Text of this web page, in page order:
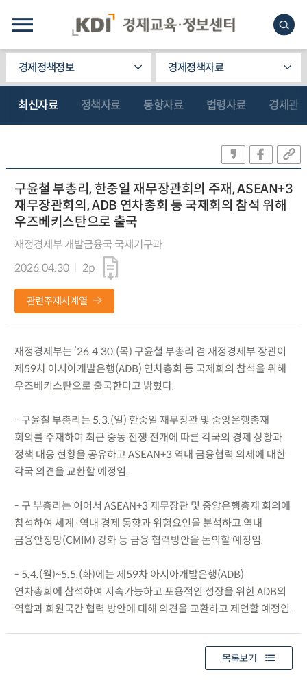
경제정책정보 경제정책자료
최신자료 정책자료 동향자료 법령자료 경제관
구윤철 부총리, 한중일 재무장관회의 주재, ASEAN+3
재무장관회의, ADB 연차총회 등 국제회의 참석 위해
우즈베키스탄으로 출국
재정경제부 개발금융국 국제기구과
2026.04.30
2p
관련주제시계열
재정경제부는 ’26.4.30.(목) 구윤철 부총리 겸 재정경제부 장관이
제59차 아시아개발은행(ADB) 연차총회 등 국제회의 참석을 위해
우즈베키스탄으로 출국한다고 밝혔다.
- 구윤철 부총리는 5.3.(일) 한중일 재무장관 및 중앙은행총재
회의를 주재하여 최근 중동 전쟁 전개에 따른 각국의 경제 상황과
정책 대응 현황을 공유하고 ASEAN+3 역내 금융협력 의제에 대한
각국 의견을 교환할 예정임.
- 구 부총리는 이어서 ASEAN+3 재무장관 및 중앙은행총재 회의에
참석하여 세계·역내 경제 동향과 위험요인을 분석하고 역내
금융안정망(CMIM) 강화 등 금융 협력방안을 논의할 예정임.
- 5.4.(월)~5.5.(화)에는 제59차 아시아개발은행(ADB)
연차총회에 참석하여 지속가능하고 포용적인 성장을 위한 ADB의
역할과 회원국간 협력 방안에 대해 의견을 교환하고 제언할 예정임.
목록보기